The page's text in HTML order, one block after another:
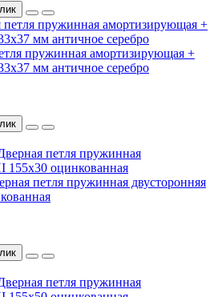
пружинная амортизирующая +
мм античное серебро
петля пружинная двусторонняя